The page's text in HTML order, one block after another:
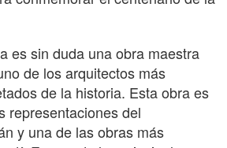
es sin duda una obra maestra
de los arquitectos más
de la historia. Esta obra es
representaciones del
y una de las obras más